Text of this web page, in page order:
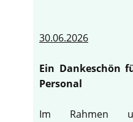
30.06.2026
Ein Dankeschön
Personal
Im Rahmen